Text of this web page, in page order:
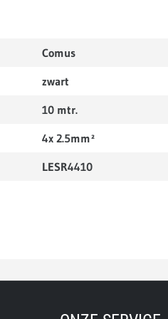
Comus
zwart
10 mtr.
4x 2.5mm²
LESR4410